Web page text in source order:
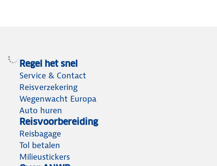
Regel het snel
Service & Contact
Reisverzekering
Wegenwacht Europa
Auto huren
Reisvoorbereiding
Reisbagage
Tol betalen
Milieustickers